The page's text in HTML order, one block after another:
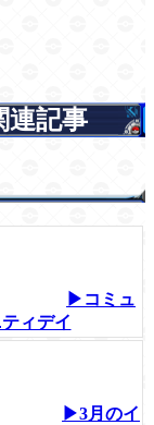
連記事
▶コミュ
ィデイ
▶3月のイ